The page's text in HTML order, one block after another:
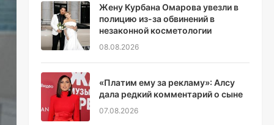
Жену Курбана Омарова увезли в
полицию из-за обвинений в
незаконной косметологии
08.08.2026
«Платим ему за рекламу»: Алсу
дала редкий комментарий о сыне
07.08.2026